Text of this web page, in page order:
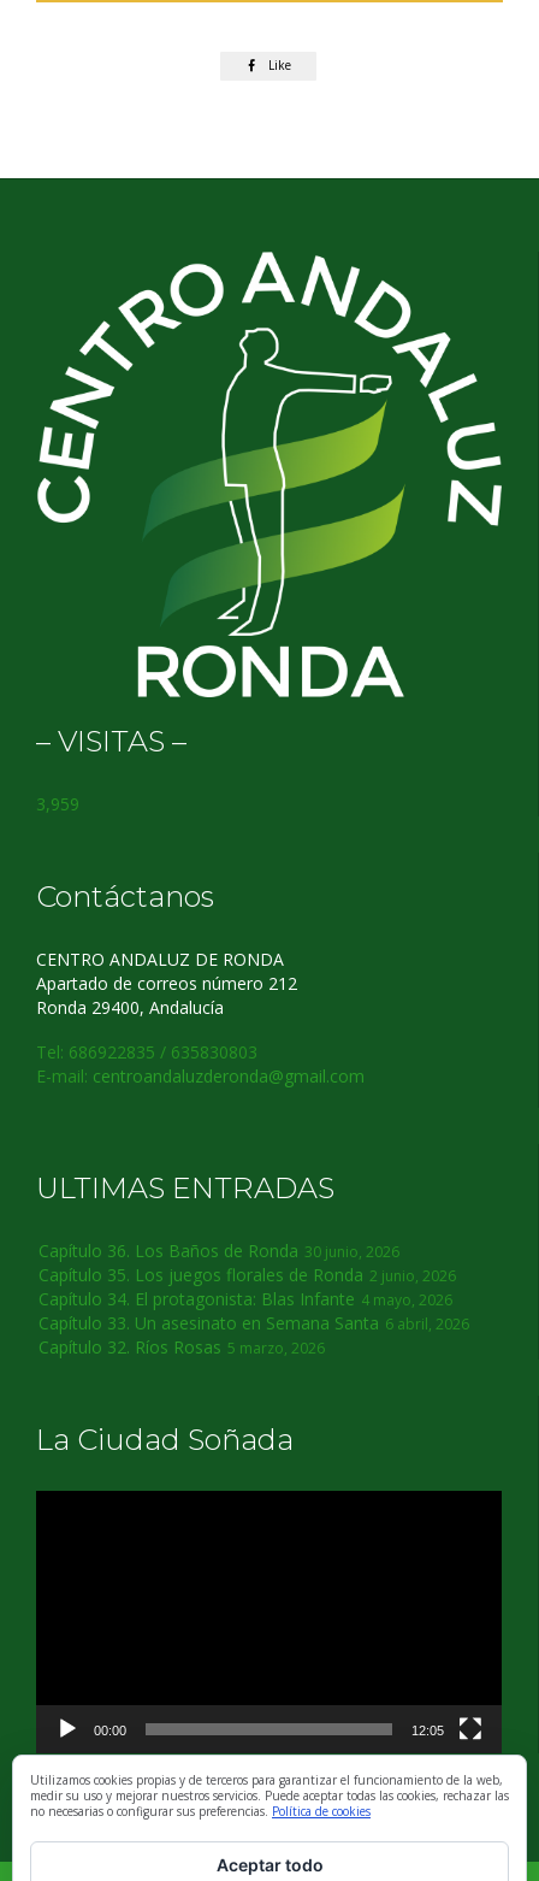
 Like
– VISITAS –
3,959
Contáctanos
CENTRO ANDALUZ DE RONDA
Apartado de correos número 212
Ronda 29400, Andalucía
Tel: 686922835 / 635830803
E-mail: centroandaluzderonda@gmail.com
ULTIMAS ENTRADAS
Capítulo 36. Los Baños de Ronda 30 junio, 2026
Capítulo 35. Los juegos florales de Ronda 2 junio, 2026
Capítulo 34. El protagonista: Blas Infante 4 mayo, 2026
Capítulo 33. Un asesinato en Semana Santa 6 abril, 2026
Capítulo 32. Ríos Rosas 5 marzo, 2026
La Ciudad Soñada
00:00 12:05
Utilizamos cookies propias y de terceros para garantizar el funcionamiento de la web,
medir su uso y mejorar nuestros servicios. Puede aceptar todas las cookies, rechazar las
no necesarias o configurar sus preferencias. Política de cookies
Aceptar todo